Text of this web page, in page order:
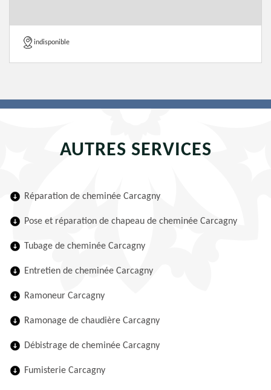
indisponible
AUTRES SERVICES
Réparation de cheminée Carcagny
Pose et réparation de chapeau de cheminée Carcagny
Tubage de cheminée Carcagny
Entretien de cheminée Carcagny
Ramoneur Carcagny
Ramonage de chaudière Carcagny
Débistrage de cheminée Carcagny
Fumisterie Carcagny